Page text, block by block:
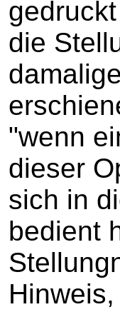
die
"wenn
dieser
sich in
bedient